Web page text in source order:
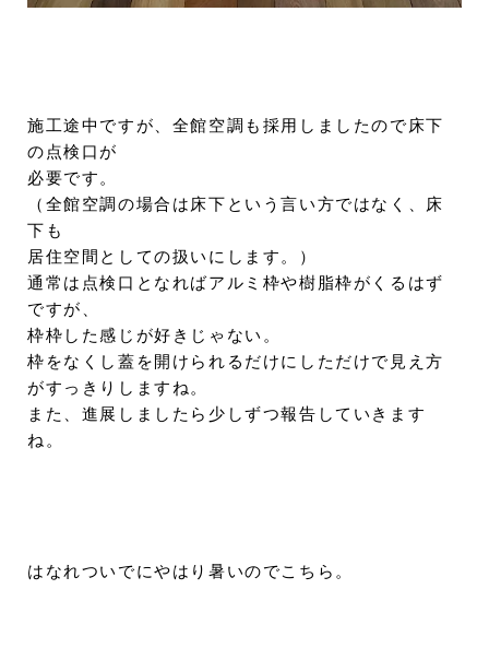
施工途中ですが、全館空調も採用しましたので床下
の点検口が
必要です。
（全館空調の場合は床下という言い方ではなく、床
下も
居住空間としての扱いにします。）
通常は点検口となればアルミ枠や樹脂枠がくるはず
ですが、
枠枠した感じが好きじゃない。
枠をなくし蓋を開けられるだけにしただけで見え方
がすっきりしますね。
また、進展しましたら少しずつ報告していきます
ね。
はなれついでにやはり暑いのでこちら。